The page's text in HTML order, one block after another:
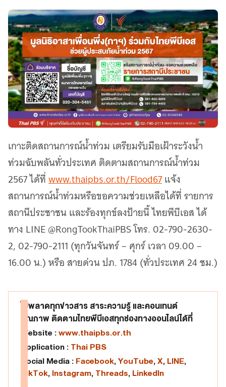
เกาะติดสถานการณ์น้ำท่วม เตรียมรับมือเฝ้าระวังน้ำ
ท่วมฉับพลันทั่วประเทศ ติดตามสถานการณ์น้ำท่วม
2567 ได้ที่www.thaipbs.or.th/Flood67แจ้ง
สถานการณ์น้ำท่วมหรือขอความช่วยเหลือได้ที่ รายการ
สถานีประชาชน และร้องทุกข์ลงป้ายนี้ ไทยพีบีเอส ได้
ทาง LINE @RongTookThaiPBS โทร. 02-790-2630-
2, 02-790-2111 (ทุกวันจันทร์ – ศุกร์ เวลา 09.00 –
16.00 น.) หรือ สายด่วน ปภ. 1784 (ทั่วประเทศ 24 ชม.)
ไม่พลาดทุกข่าวสาร สาระความรู้ และคอนเทนต์
คุณภาพ ติดตามไทยพีบีเอสทุกช่องทางออนไลน์ได้ที่
Website : www.thaipbs.or.th
Application : Thai PBS
Social Media : Facebook, YouTube, X, LINE,
TikTok, Instagram, Threads, LinkedIn